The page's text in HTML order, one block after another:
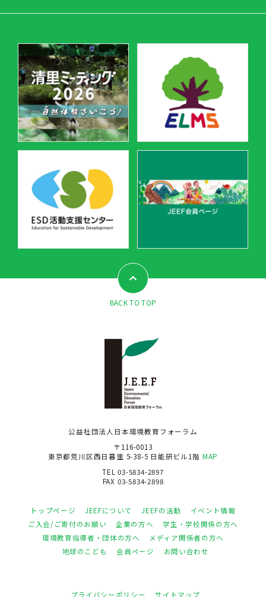
BACK TO TOP
公益社団法人日本環境教育フォーラム
〒116-0013
東京都荒川区西日暮里 5-38-5 日能研ビル1階 MAP
TEL 03-5834-2897
FAX 03-5834-2898
トップページ JEEFについて JEEFの活動
イベント情報
ご入会/ご寄付のお願い
企業の方へ
学生・学校関係の方へ
環境教育指導者・団体の方へ
メディア関係者の方へ
地球のこども
会員ページ お問い合わせ
プライバシーポリシー サイトマップ